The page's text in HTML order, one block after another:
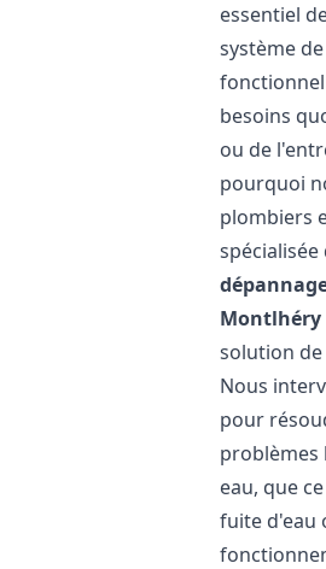
essentiel
système
besoins
ou de
pourquoi
plombiers
spécialisée
Montlhéry
solution
Nous
pour
problèmes
eau, que
fuite d'eau